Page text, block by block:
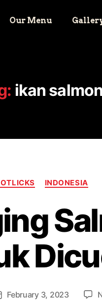
Our Menu
ikan salmon
INDONESIA
February 3, 2023